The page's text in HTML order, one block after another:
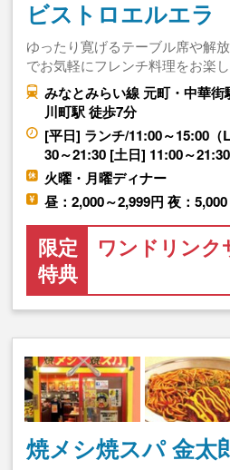
ビストロエルエラ
ゆったり寛げるテーブル席や解
でお気軽にフレンチ料理をお楽
みなとみらい線 元町・中華
川町駅 徒歩7分
[平日] ランチ/11:00～15:00（
30～21:30 [土日] 11:00～21:30
火曜・月曜ディナー
昼：2,000～2,999円 夜：
限定
特典
ワンドリンク
焼メシ焼スパ 金太